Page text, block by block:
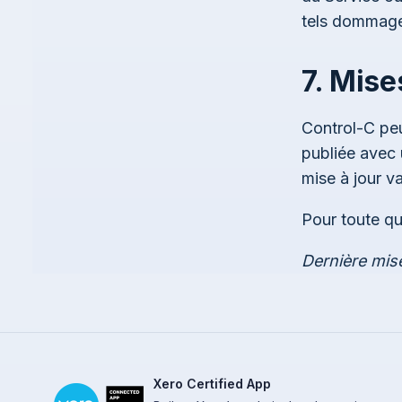
tels
7.
Control-C
publiée avec
mise à jour
Pour toute
Dernière
Xero Certified App